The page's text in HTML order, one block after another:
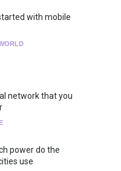
with mobile
network that you
power do the
use